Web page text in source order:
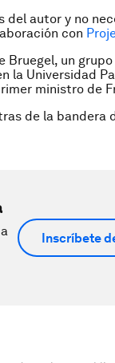
del autor y no
con
Bruegel, un
la Universidad
ministro de
de la bandera
Inscríbete